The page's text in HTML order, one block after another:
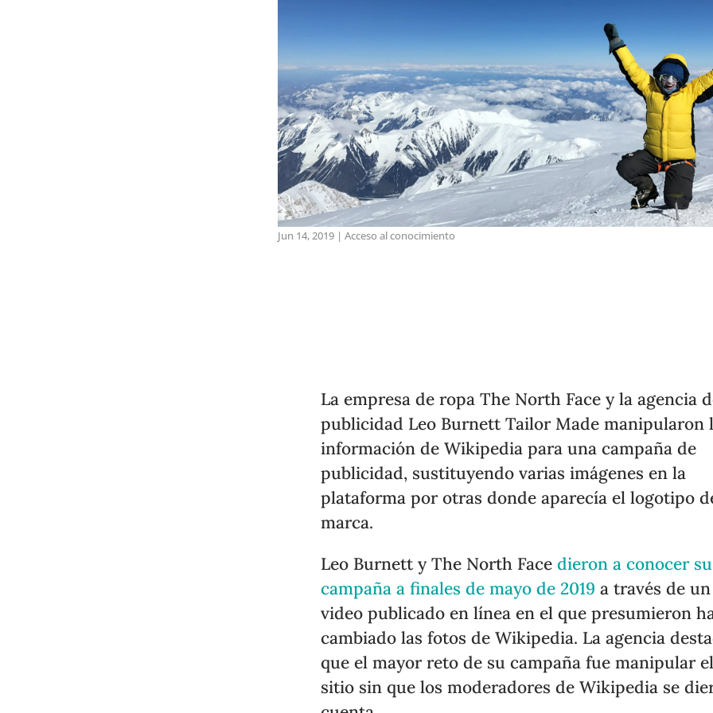
Jun 14, 2019 |Acceso al conocimiento
La empresa de ropa The North Face y la agencia
publicidad Leo Burnett Tailor Made manipularon
información de Wikipedia para una campaña de
publicidad, sustituyendo varias imágenes en la
plataforma por otras donde aparecía el logotipo
marca.
Leo Burnett y The North Facedieron a conocer su
campaña a finales de mayo de 2019 a través de un
video publicado en línea en el que presumieron
cambiado las fotos de Wikipedia. La agencia
que el mayor reto de su campaña fue manipular el
sitio sin que los moderadores de Wikipedia se